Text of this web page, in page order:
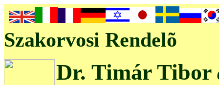
Szakorvosi Rendelõ
Dr. Timár Tibor